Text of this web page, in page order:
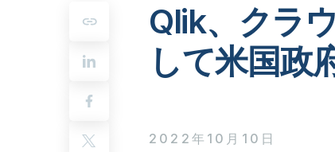
Qlik、クラ
して米国政
2022年10月10日